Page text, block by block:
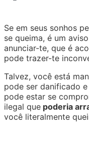
Se em seus sonhos
se queima, é um
anunciar-te, que é
pode trazer-te
Talvez, você está
pode ser danificado
pode estar se
ilegal que poderia
você literalmente